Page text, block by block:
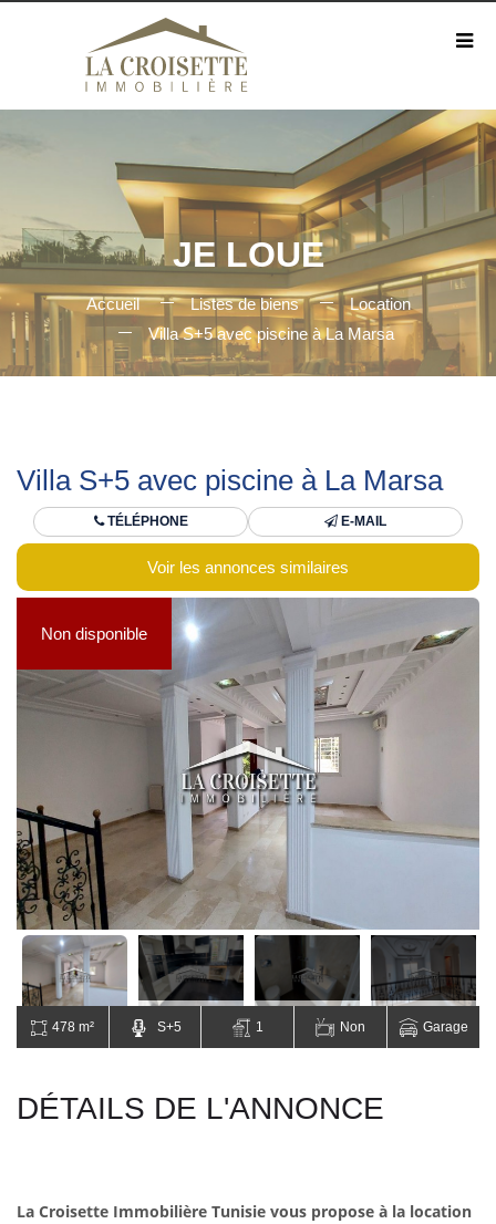
JE LOUE
Accueil Listes de biens
Location
Villa S+5 avec piscine à La Marsa
Villa S+5 avec piscine à La Marsa
TÉLÉPHONE E-MAIL
Voir les annonces similaires
Non disponible
478 m² S+5 1 Non Garage
DÉTAILS DE L'ANNONCE
La Croisette Immobilière Tunisie vous propose à la location